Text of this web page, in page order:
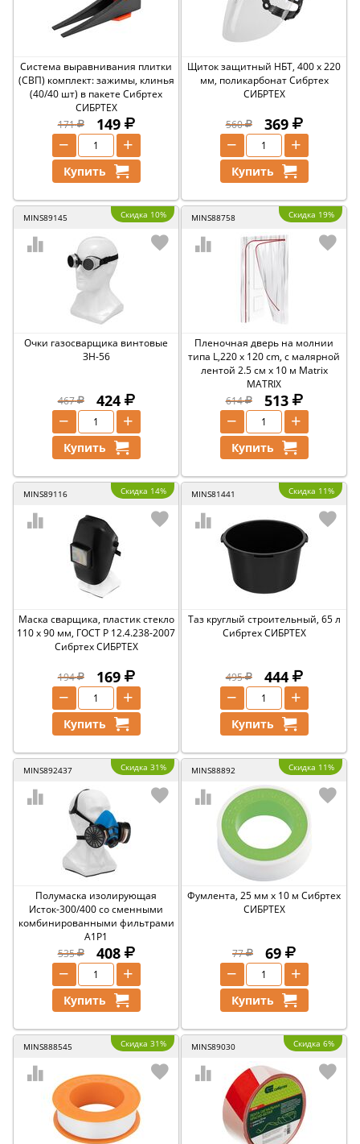
Система выравнивания плитки
(СВП) комплект: зажимы, клинья
(40/40 шт) в пакете Сибртех
СИБРТЕХ
171
149
+
−
Купить
Щиток защитный НБТ, 400 х 220
мм, поликарбонат Сибртех
СИБРТЕХ
560 369
+
−
Купить
MINS89145 Скидка 10%
Очки газосварщика винтовые
ЗН-56
467 424
+
−
Купить
MINS88758 Скидка 19%
Пленочная дверь на молнии
типа L,220 x 120 cm, с малярной
лентой 2.5 см х 10 м Matrix
MATRIX
614
513
+
−
Купить
MINS89116 Скидка 14%
Маска сварщика, пластик стекло
110 х 90 мм, ГОСТ Р 12.4.238-2007
Сибртех СИБРТЕХ
194 169
+
−
Купить
MINS81441 Скидка 11%
Таз круглый строительный, 65 л
Сибртех СИБРТЕХ
495 444
+
−
Купить
MINS892437 Скидка 31%
Полумаска изолирующая
Исток-300/400 со сменными
комбинированными фильтрами
А1Р1
535
408
+
−
Купить
MINS88892 Скидка 11%
Фумлента, 25 мм х 10 м Сибртех
СИБРТЕХ
77 69
+
−
Купить
MINS888545 Скидка 31% MINS89030 Скидка 6%